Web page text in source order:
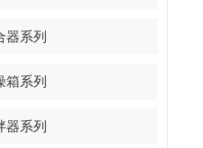
器系列
箱系列
器系列